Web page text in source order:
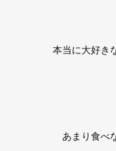
本当に大好き
あまり食べ